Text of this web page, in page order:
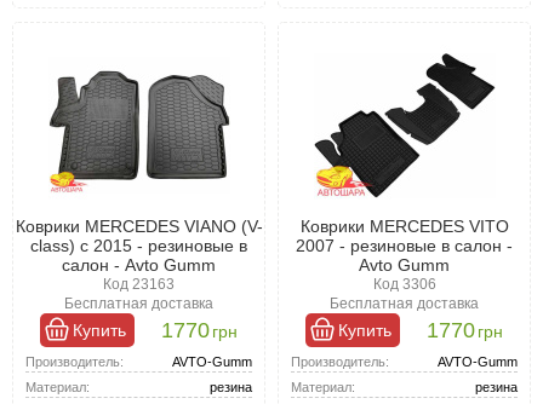
Коврики MERCEDES VIANO (V-
class) с 2015 - резиновые в
салон - Avto Gumm
Код 23163
Бесплатная доставка
Купить 1770грн
Производитель:
AVTO-Gumm
Материал:
резина
Коврики MERCEDES VITO
2007 - резиновые в салон -
Avto Gumm
Код 3306
Бесплатная доставка
Купить 1770грн
Производитель:
AVTO-Gumm
Материал:
резина